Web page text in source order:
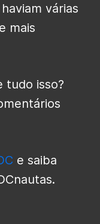
várias
mais
tudo isso?
e saiba